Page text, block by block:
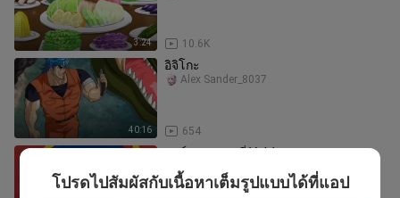
3:24 10.6K
40:16
อิจิโกะ
654
Alex Sander_8037
ปาร์แมน ตอนที่ Vol 1
โปรดไปสัมผัสกับเนื้อหาเต็มรูปแบบได้ที่แอป